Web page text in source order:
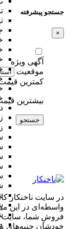
جستجو پیشرفته
×
آگهی ویژه
موقعیت
کمترین
بیشترین
جستجو
در سایت ناخنکار
واسطه‌ای در این
فروشِ شما، سایت
خودشان جنبه‌های